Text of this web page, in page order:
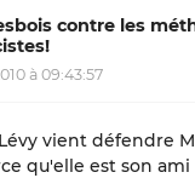
contre les
à 09:43:57
vient défendre
qu'elle est son ami